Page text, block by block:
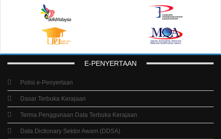
E-PENYERTAAN
Polisi e-Penyertaan
Dasar Terbuka Kerajaan
Terma Penggunaan Data Terbuka Kerajaan
Data Dictionary Sektor Awam (DDSA)